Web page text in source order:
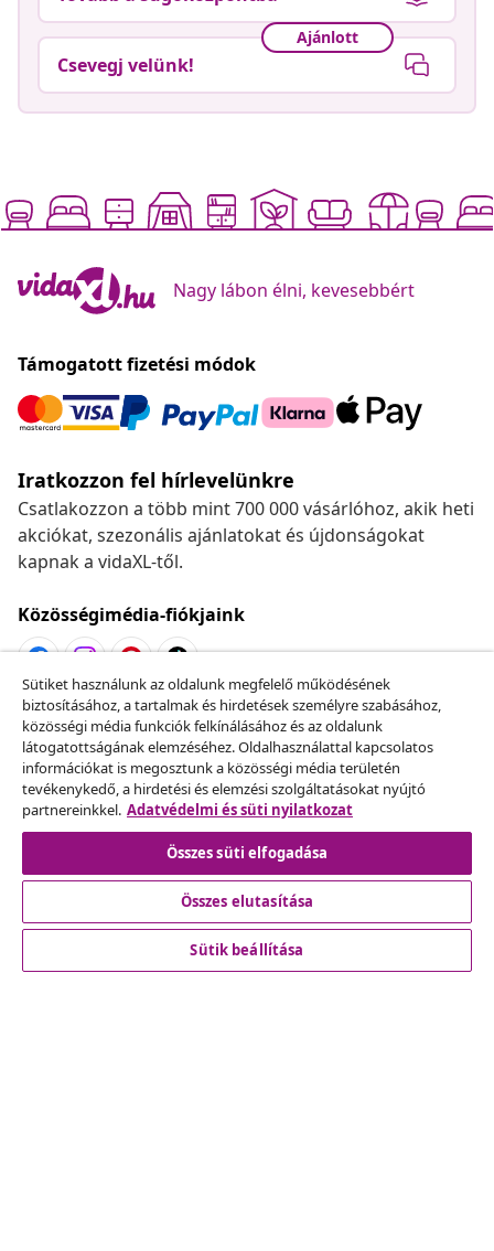
Ajánlott
Csevegj velünk!
Nagy lábon élni, kevesebbért
Támogatott fizetési módok
Iratkozzon fel hírlevelünkre
Csatlakozzon a több mint 700 000 vásárlóhoz, akik heti
akciókat, szezonális ajánlatokat és újdonságokat
kapnak a vidaXL-től.
Közösségimédia-fiókjaink
Szerződéstől való elállás
Küldj be egy rendelés lemondására vonatkozó
kérelmet.
Szerződéstől való elállás
Ügyfélszolgálat
Sütiket használunk az oldalunk megfelelő működésének
biztosításához, a tartalmak és hirdetések személyre szabásához,
közösségi média funkciók felkínálásához és az oldalunk
látogatottságának elemzéséhez. Oldalhasználattal kapcsolatos
információkat is megosztunk a közösségi média területén
tevékenykedő, a hirdetési és elemzési szolgáltatásokat nyújtó
partnereinkkel. Adatvédelmi és süti nyilatkozat
Összes süti elfogadása
Összes elutasítása
Sütik beállítása